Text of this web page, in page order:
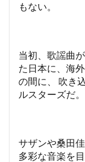
もない。
当初、歌謡曲
た日本に、海
の間に、 吹き
ルスターズだ。
サザンや桑田
多彩な音楽を